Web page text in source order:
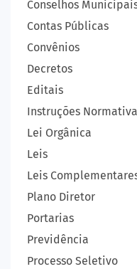
Conselhos
Contas Públicas
Convênios
Decretos
Editais
Instruções
Lei Orgânica
Leis
Leis
Plano Diretor
Portarias
Previdência
Processo Seletivo